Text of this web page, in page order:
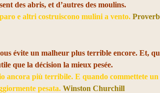
des abris, et d’autres des moulins.
e altri costruiscono mulini a vento.
évite un malheur plus terrible encore. Et,
que la décision la mieux pesée.
ancora più terribile. E quando commettete un
pesata.Winston Churchill